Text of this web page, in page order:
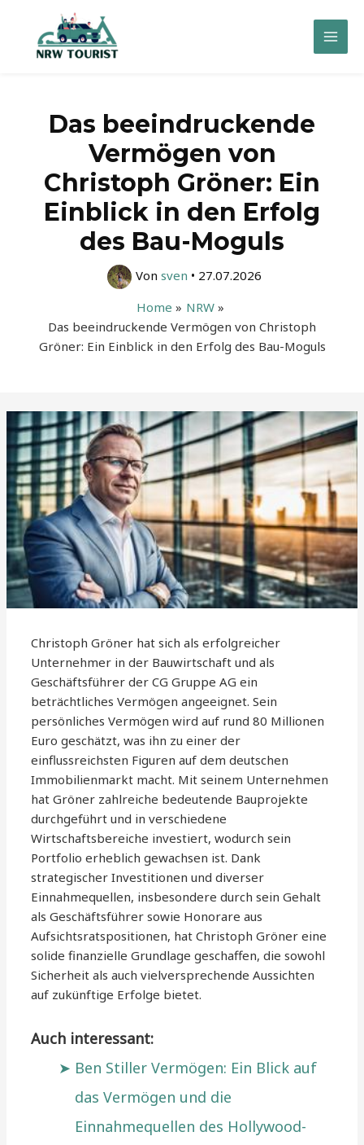
springen
Main
Das beeindruckende
Vermögen von
Christoph Gröner: Ein
Einblick in den Erfolg
des Bau-Moguls
Von sven • 27.07.2026
Home
NRW
Das beeindruckende Vermögen von Christoph
Gröner: Ein Einblick in den Erfolg des Bau-Moguls
Christoph Gröner hat sich als erfolgreicher
Unternehmer in der Bauwirtschaft und als
Geschäftsführer der CG Gruppe AG ein
beträchtliches Vermögen angeeignet. Sein
persönliches Vermögen wird auf rund 80 Millionen
Euro geschätzt, was ihn zu einer der
einflussreichsten Figuren auf dem deutschen
Immobilienmarkt macht. Mit seinem Unternehmen
hat Gröner zahlreiche bedeutende Bauprojekte
durchgeführt und in verschiedene
Wirtschaftsbereiche investiert, wodurch sein
Portfolio erheblich gewachsen ist. Dank
strategischer Investitionen und diverser
Einnahmequellen, insbesondere durch sein Gehalt
als Geschäftsführer sowie Honorare aus
Aufsichtsratspositionen, hat Christoph Gröner eine
solide finanzielle Grundlage geschaffen, die sowohl
Sicherheit als auch vielversprechende Aussichten
auf zukünftige Erfolge bietet.
Auch interessant:
Ben Stiller Vermögen: Ein Blick auf
das Vermögen und die
Einnahmequellen des Hollywood-